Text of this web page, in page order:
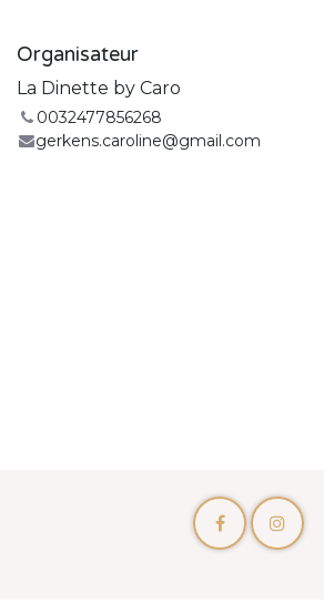
Organisateur
La Dinette by Caro
0032477856268
gerkens.caroline@gmail.com